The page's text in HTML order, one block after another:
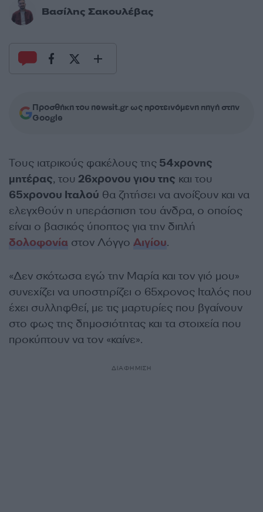
Βασίλης Σακουλέβας
Προσθήκη του newsit.gr ως προτεινόμενη πηγή στην
Google
Τους ιατρικούς φακέλους της 54χρονης
μητέρας, του 26χρονου γιου της και του
65χρονου Ιταλού θα ζητήσει να ανοίξουν και να
ελεγχθούν η υπεράσπιση του άνδρα, ο οποίος
είναι ο βασικός ύποπτος για την διπλή
δολοφονία στον Λόγγο Αιγίου.
«Δεν σκότωσα εγώ την Μαρία και τον γιό μου»
συνεχίζει να υποστηρίζει ο 65χρονος Ιταλός που
έχει συλληφθεί, με τις μαρτυρίες που βγαίνουν
στο φως της δημοσιότητας και τα στοιχεία που
προκύπτουν να τον «καίνε».
ΔΙΑΦΗΜΙΣΗ